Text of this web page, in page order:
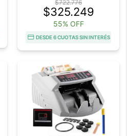
$722.776
$325.249
55% OFF
DESDE 6 CUOTAS SIN INTERÉS